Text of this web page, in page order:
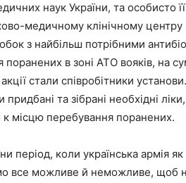
наук України, та особисто
медичному клінічному центру
з найбільш потрібними
поранених в зоні АТО вояків, на
стали співробітники
та зібрані необхідні
місцю перебування поранених.
період, коли українська армія
все можливе й неможливе, щоб